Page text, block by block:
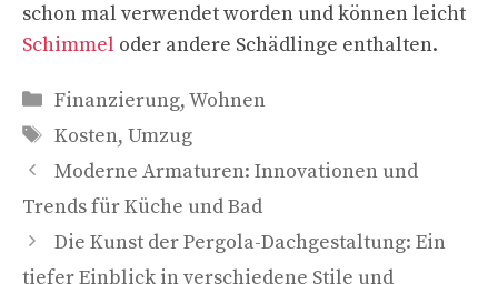
schon mal verwendet worden und können leicht
Schimmel oder andere Schädlinge enthalten.
Kategorien
Finanzierung,Wohnen
Schlagwörter
Kosten, Umzug
Moderne Armaturen: Innovationen und
Trends für Küche und Bad
Die Kunst der Pergola-Dachgestaltung: Ein
tiefer Einblick in verschiedene Stile und